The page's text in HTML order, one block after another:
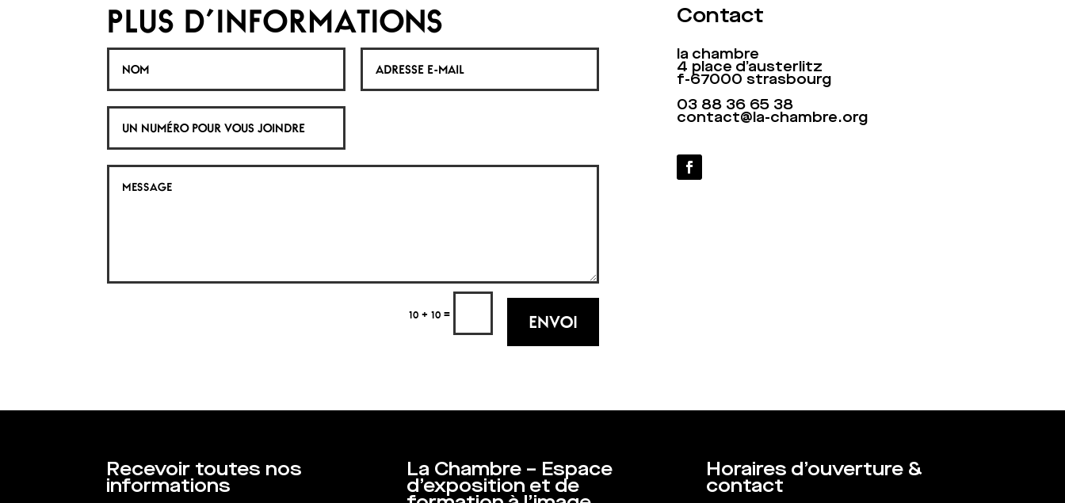
PLUS D'INFORMATIONS
10 + 10= ENVOI
Contact
la chambre
4 place d’austerlitz
f-67000 strasbourg
03 88 36 65 38
contact@la-chambre.org
Recevoir toutes nos
informations
La Chambre – Espace
d’exposition et de
Horaires d’ouverture &
contact